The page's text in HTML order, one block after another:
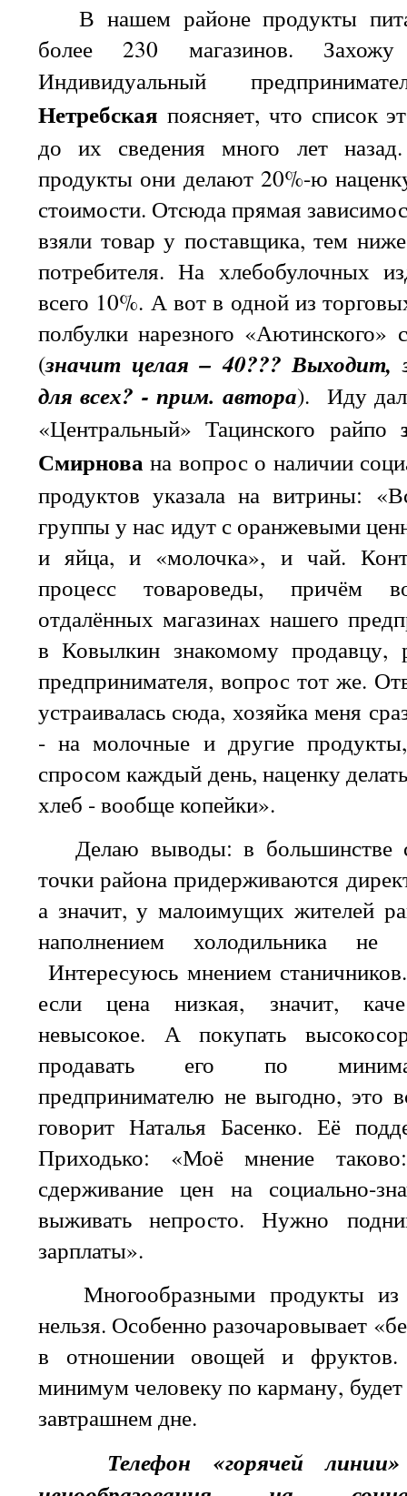
В нашем районе продукты
более 230 магазинов.
Индивидуальный
Нетребская поясняет, что список
до их сведения много лет
продукты они делают 20%-ю
стоимости. Отсюда прямая
взяли товар у поставщика, тем
потребителя. На хлебобулочных
всего 10%. А вот в одной из
полбулки нарезного «Аютинского»
(значит целая – 40??? Выходит,
для всех? - прим. автора). Иду
«Центральный» Тацинского райпо
Смирнова на вопрос о наличии
продуктов указала на витрины:
группы у нас идут с оранжевыми
и яйца, и «молочка», и чай.
процесс товароведы, причём
отдалённых магазинах нашего
в Ковылкин знакомому продавцу,
предпринимателя, вопрос тот же.
устраивалась сюда, хозяйка меня
- на молочные и другие
спросом каждый день, наценку
хлеб - вообще копейки».
Делаю выводы: в большинстве
точки района придерживаются
а значит, у малоимущих жителей
наполнением холодильника
Интересуюсь мнением
если цена низкая, значит,
невысокое. А покупать
продавать его по
предпринимателю не выгодно, это
говорит Наталья Басенко. Её
Приходько: «Моё мнение
сдерживание цен на социально-
выживать непросто. Нужно
зарплаты».
Многообразными продукты из
нельзя. Особенно разочаровывает
в отношении овощей и
минимум человеку по карману, будет
завтрашнем дне.
Телефон «горячей